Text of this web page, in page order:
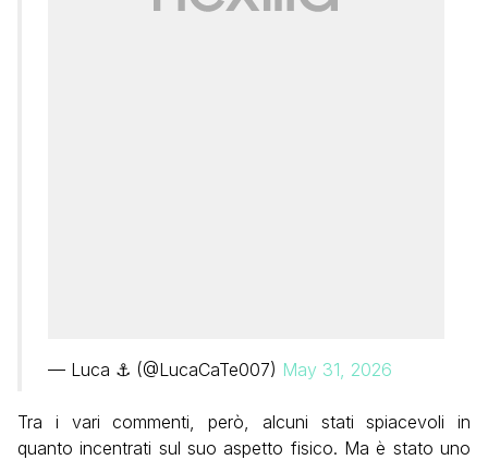
— Luca ⚓ (@LucaCaTe007) May 31, 2026
Tra i vari commenti, però, alcuni stati spiacevoli in
quanto incentrati sul suo aspetto fisico. Ma è stato uno